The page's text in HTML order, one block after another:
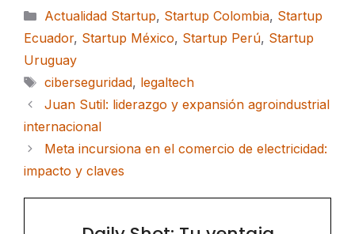
Categorías
Actualidad Startup, Startup Colombia, Startup
Ecuador, Startup México, Startup Perú, Startup
Uruguay
Etiquetas
ciberseguridad, legaltech
Juan Sutil: liderazgo y expansión agroindustrial
internacional
Meta incursiona en el comercio de electricidad:
impacto y claves